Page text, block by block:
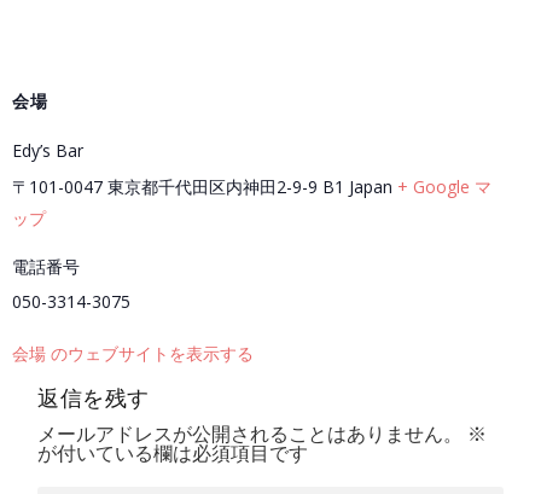
会場
Edy’s Bar
〒101-0047 東京都千代田区内神田2-9-9 B1 Japan + Google マ
ップ
電話番号
050-3314-3075
会場 のウェブサイトを表示する
返信を残す
メールアドレスが公開されることはありません。 ※
が付いている欄は必須項目です